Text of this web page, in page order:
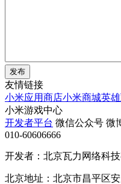
发布
友情链接
小米应用商店小米商城英
小米游戏中心
开发者平台 微信公众号 微
010-60606666
开发者：北京瓦力网络科技
北京地址：北京市昌平区